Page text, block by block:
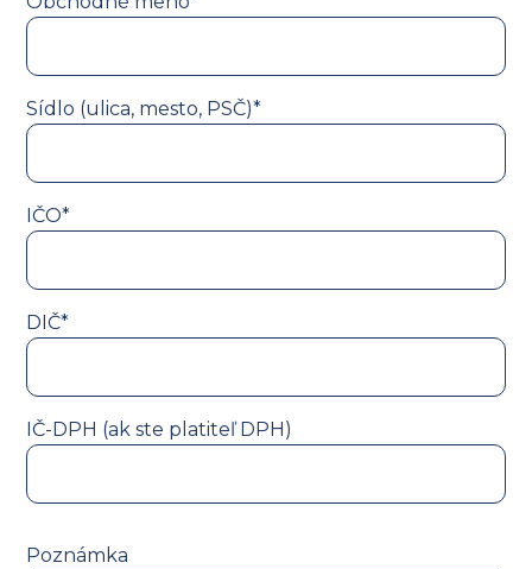
Sídlo (ulica, mesto, PSČ)*
IČO*
DIČ*
IČ-DPH (ak ste platiteľ DPH)
Poznámka